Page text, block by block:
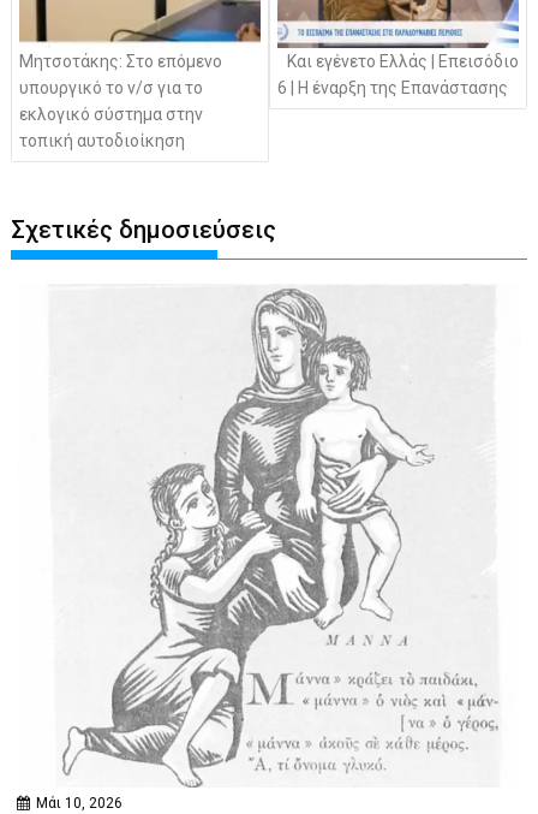
Μητσοτάκης: Στο επόμενο
υπουργικό το ν/σ για το
εκλογικό σύστημα στην
τοπική αυτοδιοίκηση
Και εγένετο Ελλάς | Επεισόδιο
6 | Η έναρξη της Επανάστασης
Σχετικές δημοσιεύσεις
Μάι 10, 2026